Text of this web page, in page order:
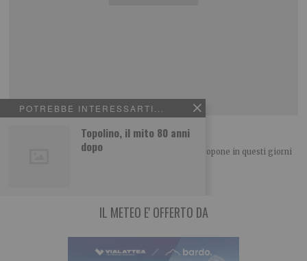
POTREBBE INTERESSARTI...
Topolino, il mito 80 anni
dopo
A confronto le opere di Reycend e Delleani
La mostra che la Galleria Aversa di via Cavour 13 propone in questi giorni
IL METEO E' OFFERTO DA